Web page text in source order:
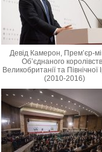
Девід Камерон, Прем’єр-
Об’єднаного
Великобританії та Північної
(2010-2016)